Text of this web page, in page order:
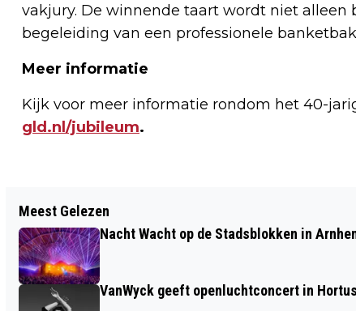
vakjury. De winnende taart wordt niet
begeleiding van een professionele
Meer informatie
Kijk voor meer informatie rondom het 40-
gld.nl/jubileum.
EXTRA OPENSTELLING EN
BEVRIJDINGSMAALTIJD OP FORT
PANNERDEN
Meest Gelezen
Nacht Wacht op de Stadsblokken in
VanWyck geeft openluchtconcert in